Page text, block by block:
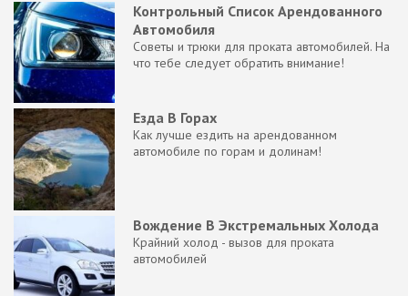
Контрольный Список Арендованного
Автомобиля
Советы и трюки для проката автомобилей. На
что тебе следует обратить внимание!
Езда В Горах
Как лучше ездить на арендованном
автомобиле по горам и долинам!
Вождение В Экстремальных Холода
Крайний холод - вызов для проката
автомобилей